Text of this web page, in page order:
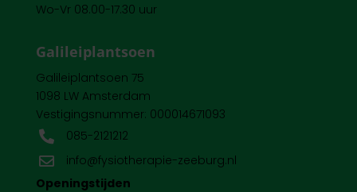
Wo-Vr 08.00-17.30 uur
Galileiplantsoen
Galileiplantsoen 75
1098 LW Amsterdam
Vestigingsnummer: 000014671093
 085-2121212

info@fysiotherapie-zeeburg.nl
Openingstijden